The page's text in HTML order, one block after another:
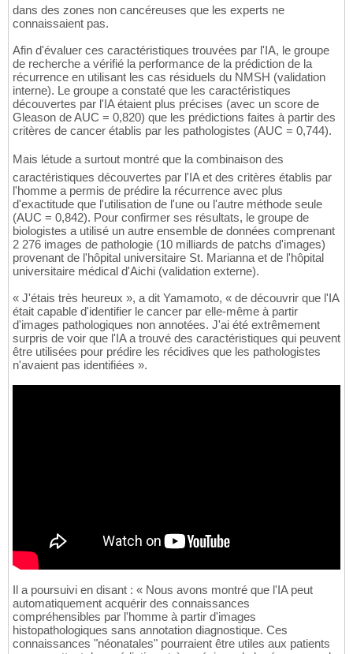
dans des zones non cancéreuses que les experts ne
connaissaient pas.
Afin d'évaluer ces caractéristiques trouvées par l'IA, le groupe
de recherche a vérifié la performance de la prédiction de la
récurrence en utilisant les cas résiduels du NMSH (validation
interne). Le groupe a constaté que les caractéristiques
découvertes par l'IA étaient plus précises (avec un score de
Gleason de AUC = 0,820) que les prédictions faites à partir des
critères de cancer établis par les pathologistes (AUC = 0,744).
Mais létude a surtout montré que la combinaison des
caractéristiques découvertes par l'IA et des critères établis par
l'homme a permis de prédire la récurrence avec plus
d'exactitude que l'utilisation de l'une ou l'autre méthode seule
(AUC = 0,842). Pour confirmer ses résultats, le groupe de
biologistes a utilisé un autre ensemble de données comprenant
2 276 images de pathologie (10 milliards de patchs d'images)
provenant de l'hôpital universitaire St. Marianna et de l'hôpital
universitaire médical d'Aichi (validation externe).
« J'étais très heureux », a dit Yamamoto, « de découvrir que l'IA
était capable d'identifier le cancer par elle-même à partir
d'images pathologiques non annotées. J'ai été extrêmement
surpris de voir que l'IA a trouvé des caractéristiques qui peuvent
être utilisées pour prédire les récidives que les pathologistes
n'avaient pas identifiées ».
Il a poursuivi en disant : « Nous avons montré que l'IA peut
automatiquement acquérir des connaissances
compréhensibles par l'homme à partir d'images
histopathologiques sans annotation diagnostique. Ces
connaissances "néonatales" pourraient être utiles aux patients